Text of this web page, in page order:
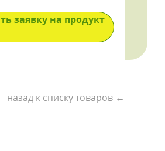
заявку на продукт
назад к списку товаров ←